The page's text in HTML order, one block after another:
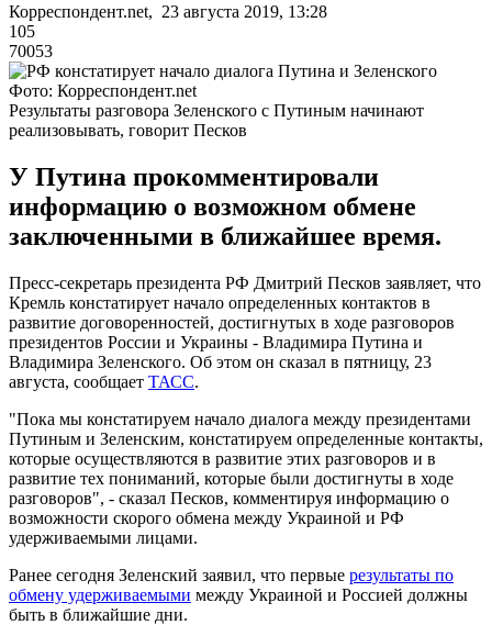
Корреспондент.net, 23 августа 2019, 13:28
105
70053
Фото: Корреспондент.net
Результаты разговора Зеленского с Путиным начинают
реализовывать, говорит Песков
У Путина прокомментировали
информацию о возможном обмене
заключенными в ближайшее время.
Пресс-секретарь президента РФ Дмитрий Песков заявляет, что
Кремль констатирует начало определенных контактов в
развитие договоренностей, достигнутых в ходе разговоров
президентов России и Украины - Владимира Путина и
Владимира Зеленского. Об этом он сказал в пятницу, 23
августа, сообщает ТАСС.
"Пока мы констатируем начало диалога между президентами
Путиным и Зеленским, констатируем определенные контакты,
которые осуществляются в развитие этих разговоров и в
развитие тех пониманий, которые были достигнуты в ходе
разговоров", - сказал Песков, комментируя информацию о
возможности скорого обмена между Украиной и РФ
удерживаемыми лицами.
Ранее сегодня Зеленский заявил, что первые результаты по
обмену удерживаемыми между Украиной и Россией должны
быть в ближайшие дни.